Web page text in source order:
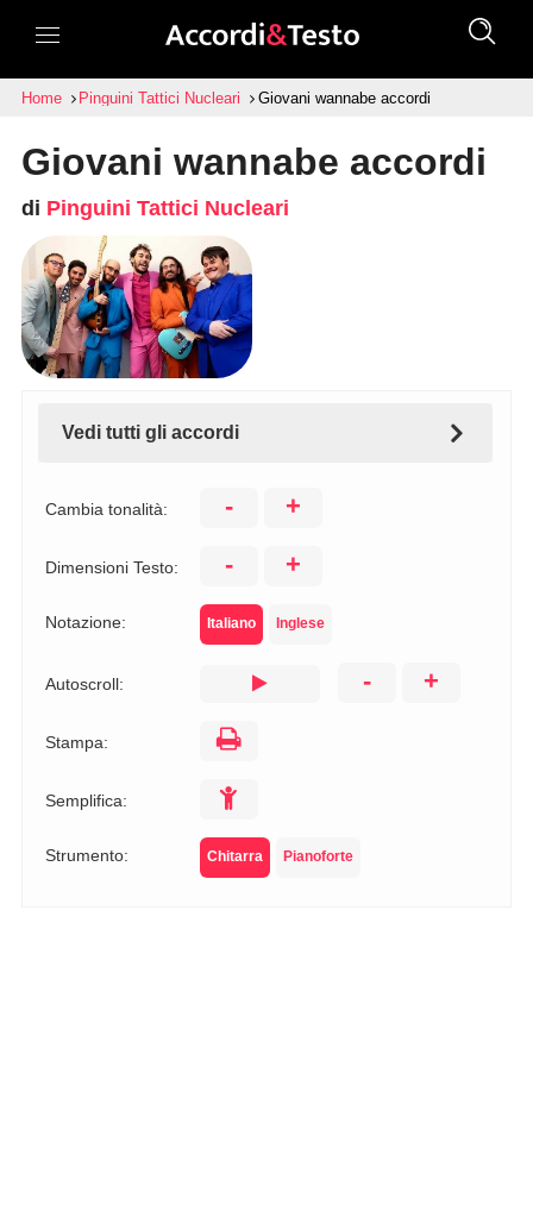
Home Pinguini Tattici Nucleari Giovani wannabe accordi
Giovani wannabe accordi
di Pinguini Tattici Nucleari
Vedi tutti gli accordi
Cambia tonalità: - +
Dimensioni Testo: - +
Notazione: Italiano Inglese
Autoscroll: - +
Stampa:
Semplifica:
Strumento: Chitarra Pianoforte